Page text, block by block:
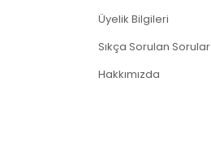
Üyelik Bilgileri
Sıkça Sorulan Sorular
Hakkımızda